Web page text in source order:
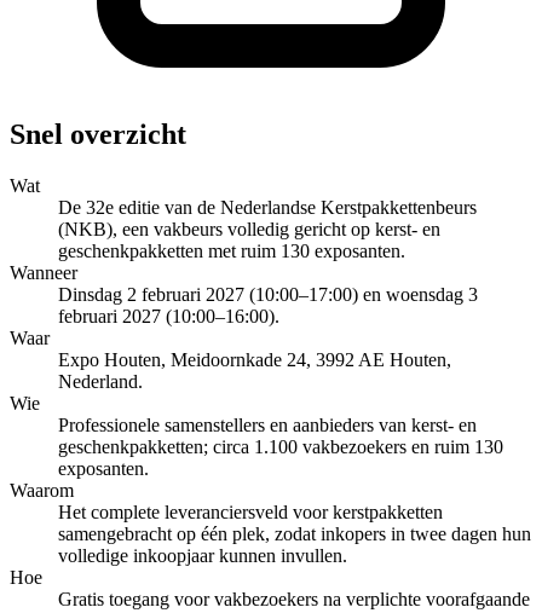
Snel overzicht
Wat
De 32e editie van de Nederlandse Kerstpakkettenbeurs
(NKB), een vakbeurs volledig gericht op kerst- en
geschenkpakketten met ruim 130 exposanten.
Wanneer
Dinsdag 2 februari 2027 (10:00–17:00) en woensdag 3
februari 2027 (10:00–16:00).
Waar
Expo Houten, Meidoornkade 24, 3992 AE Houten,
Nederland.
Wie
Professionele samenstellers en aanbieders van kerst- en
geschenkpakketten; circa 1.100 vakbezoekers en ruim 130
exposanten.
Waarom
Het complete leveranciersveld voor kerstpakketten
samengebracht op één plek, zodat inkopers in twee dagen hun
volledige inkoopjaar kunnen invullen.
Hoe
Gratis toegang voor vakbezoekers na verplichte voorafgaande